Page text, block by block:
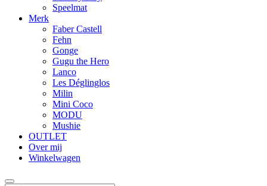
Speelmat
Merk
Faber Castell
Fehn
Gonge
Gugu the Hero
Lanco
Les Déglinglos
Milin
Mini Coco
MODU
Mushie
OUTLET
Over mij
Winkelwagen